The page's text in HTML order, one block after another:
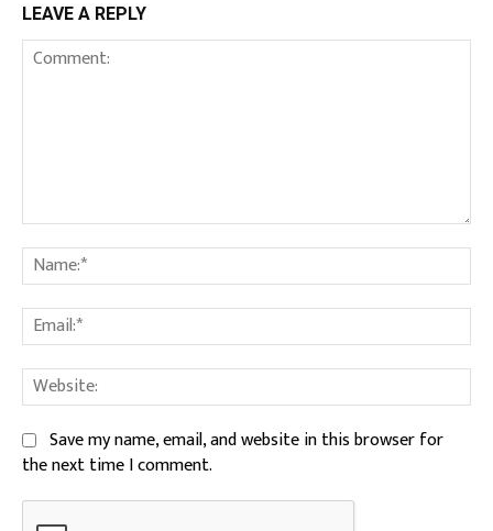
LEAVE A REPLY
Comment:
Save my name, email, and website in this browser for
the next time I comment.